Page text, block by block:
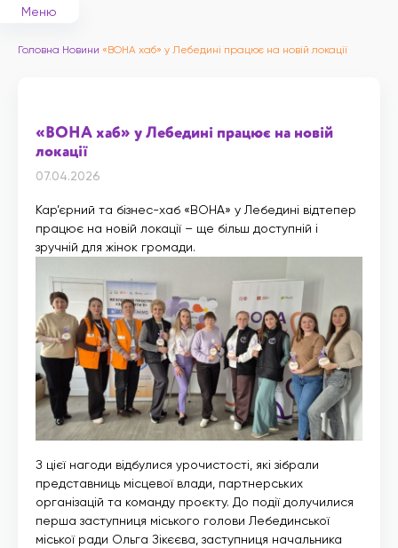
Меню
Головна Новини «ВОНА хаб» у Лебедині працює на новій локації
«ВОНА хаб» у Лебедині працює на новій
локації
07.04.2026
Кар’єрний та бізнес-хаб «ВОНА» у Лебедині відтепер
працює на новій локації – ще більш доступній і
зручній для жінок громади.
З цієї нагоди відбулися урочистості, які зібрали
представниць місцевої влади, партнерських
організацій та команду проєкту. До події долучилися
перша заступниця міського голови Лебединської
міської ради Ольга Зікєєва, заступниця начальника